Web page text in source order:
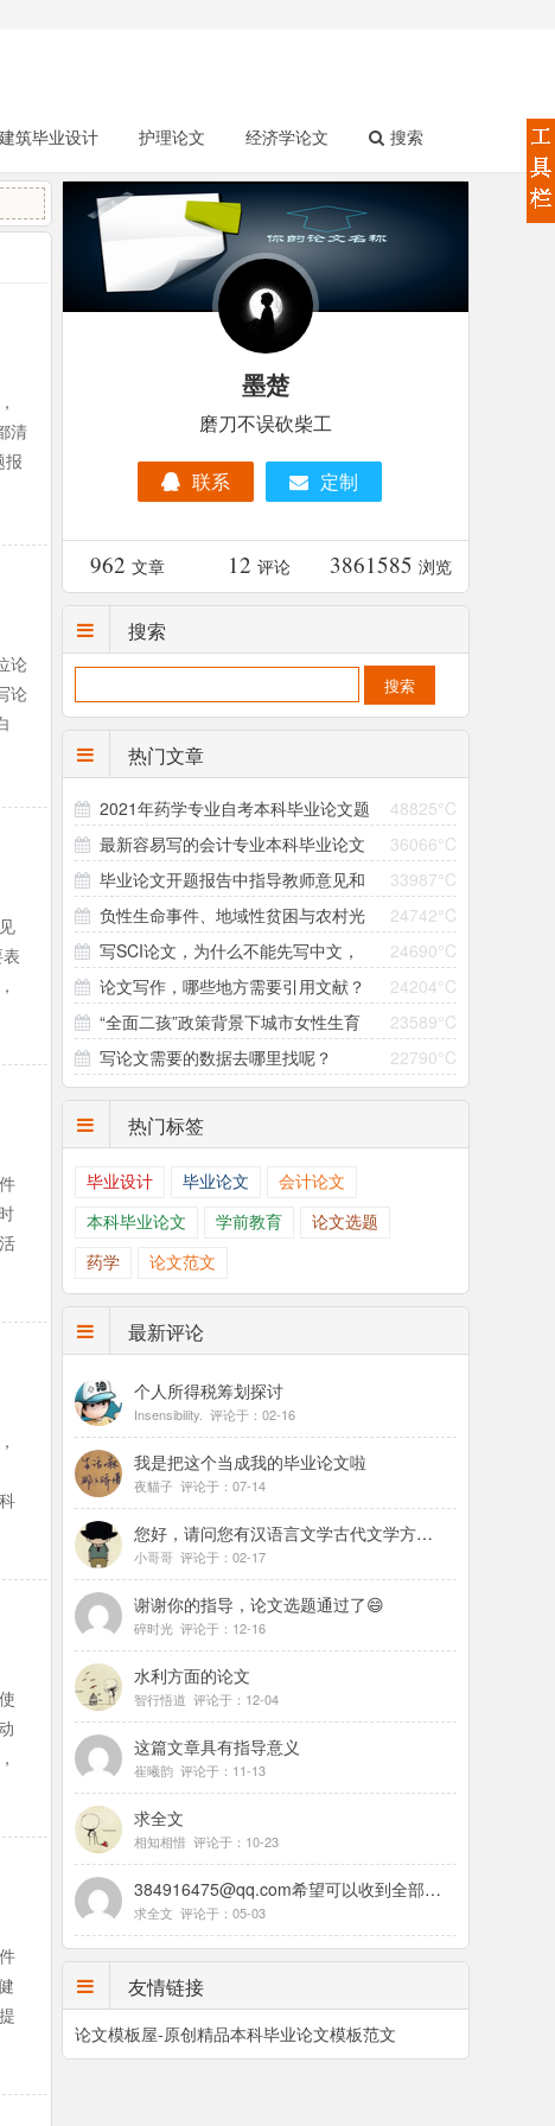
建筑毕业设计 护理论文 经济学论文 搜索
清
报
论
论
墨楚
磨刀不误砍柴工
联系 定制
962 文章 12 评论 3861585 浏览
搜索
热门文章
48825°C
2021年药学专业自考本科毕业论文题
目（158个）
36066°C
最新容易写的会计专业本科毕业论文
选题（4个方向33个题目）
33987°C
毕业论文开题报告中指导教师意见和
领导小组意见怎么写？
24742°C
负性生命事件、地域性贫困与农村光
棍问题的形成机制研究 ——以大别山村为个案24690°C
写SCI论文，为什么不能先写中文，
再翻译成英文直接投稿？
24204°C
论文写作，哪些地方需要引用文献？
引用参考文献有哪些注意事项？
23589°C
“全面二孩”政策背景下城市女性生育
意愿与生育行为差异研究
22790°C
写论文需要的数据去哪里找呢？
热门标签
毕业设计 毕业论文 会计论文
本科毕业论文 学前教育 论文选题
药学 论文范文
最新评论
个人所得税筹划探讨
Insensibility. 评论于：02-16
我是把这个当成我的毕业论文啦
夜貓子 评论于：07-14
您好，请问您有汉语言文学古代文学方面的毕业论文吗，想找几篇参考参考
小哥哥 评论于：02-17
谢谢你的指导，论文选题通过了😄
碎时光 评论于：12-16
水利方面的论文
智行悟道 评论于：12-04
这篇文章具有指导意义
崔曦韵 评论于：11-13
求全文
相知相惜 评论于：10-23
384916475@qq.com希望可以收到全部论文，谢谢
求全文 评论于：05-03
友情链接
论文模板屋-原创精品本科毕业论文模板范文